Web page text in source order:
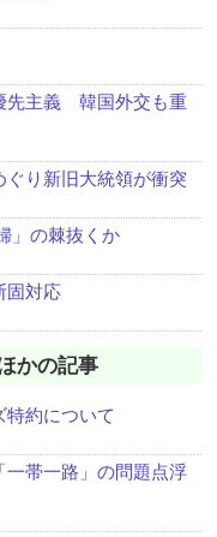
先主義 韓国外交も重
ぐり新旧大統領が衝突
」の棘抜くか
固対応
かの記事
特約について
一帯一路」の問題点浮